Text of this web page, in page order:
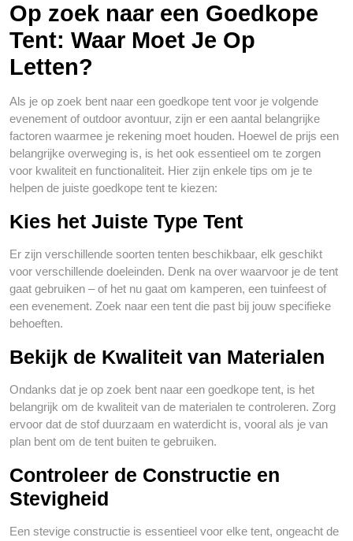
Op zoek naar een Goedkope
Tent: Waar Moet Je Op
Letten?
Als je op zoek bent naar een goedkope tent voor je volgende
evenement of outdoor avontuur, zijn er een aantal belangrijke
factoren waarmee je rekening moet houden. Hoewel de prijs een
belangrijke overweging is, is het ook essentieel om te zorgen
voor kwaliteit en functionaliteit. Hier zijn enkele tips om je te
helpen de juiste goedkope tent te kiezen:
Kies het Juiste Type Tent
Er zijn verschillende soorten tenten beschikbaar, elk geschikt
voor verschillende doeleinden. Denk na over waarvoor je de tent
gaat gebruiken – of het nu gaat om kamperen, een tuinfeest of
een evenement. Zoek naar een tent die past bij jouw specifieke
behoeften.
Bekijk de Kwaliteit van Materialen
Ondanks dat je op zoek bent naar een goedkope tent, is het
belangrijk om de kwaliteit van de materialen te controleren. Zorg
ervoor dat de stof duurzaam en waterdicht is, vooral als je van
plan bent om de tent buiten te gebruiken.
Controleer de Constructie en
Stevigheid
Een stevige constructie is essentieel voor elke tent, ongeacht de